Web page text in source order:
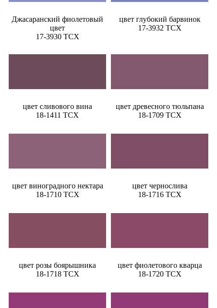
Джасаранский фиолетовый
цвет
17-3930 TCX
цвет глубокий барвинок
17-3932 TCX
цвет сливового вина
18-1411 TCX
цвет древесного тюльпана
18-1709 TCX
цвет виноградного нектара
18-1710 TCX
цвет чернослива
18-1716 TCX
цвет розы боярышника
18-1718 TCX
цвет фиолетового кварца
18-1720 TCX